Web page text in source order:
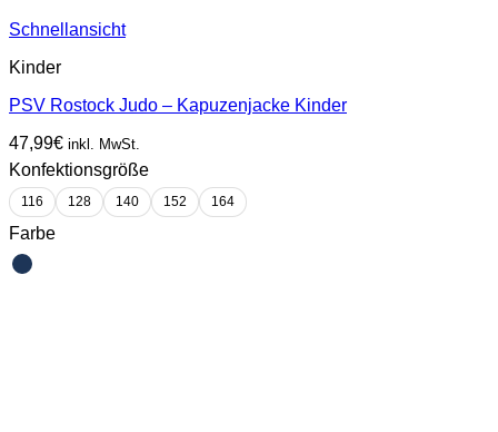
Schnellansicht
Kinder
PSV Rostock Judo – Kapuzenjacke Kinder
47,99€ inkl. MwSt.
Konfektionsgröße
116 128 140 152 164
Farbe